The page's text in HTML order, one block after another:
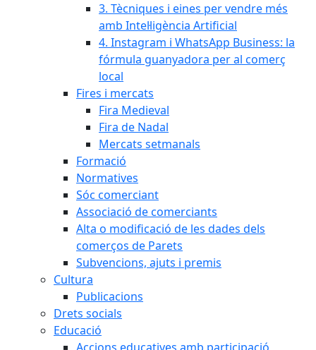
3. Tècniques i eines per vendre més
amb Intel·ligència Artificial
4. Instagram i WhatsApp Business: la
fórmula guanyadora per al comerç
local
Fires i mercats
Fira Medieval
Fira de Nadal
Mercats setmanals
Formació
Normatives
Sóc comerciant
Associació de comerciants
Alta o modificació de les dades dels
comerços de Parets
Subvencions, ajuts i premis
Cultura
Publicacions
Drets socials
Educació